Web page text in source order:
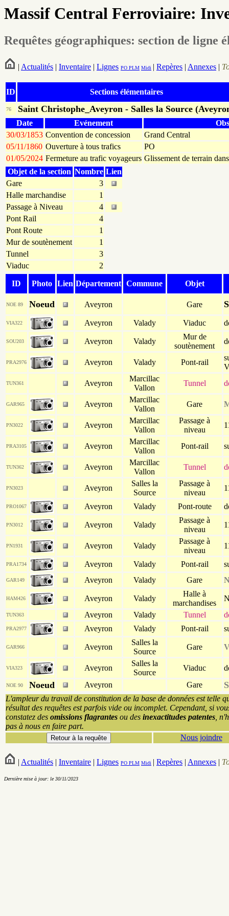
Massif Central Ferroviaire:
Requêtes géographiques: section de ligne
| Actualités | Inventaire | Lignes PO PLM Midi | Repères | Annexes |
ID Sections élémentaires
76 Saint Christophe_Aveyron - Salles la Source
Date Evénement
30/03/1853 Convention de concession
Grand Central
05/11/1860 Ouverture à tous trafics
PO
01/05/2024 Fermeture au trafic voyageurs Glissement de terrain
Objet de la section Nombre Lien
Gare
3
Halle marchandise
1
Passage à Niveau
4
Pont Rail
4
Pont Route
1
Mur de soutènement
1
Tunnel
3
Viaduc
2
ID Photo Lien Département Commune Objet
NOE 89 Noeud Aveyron Gare
VIA322 Aveyron Valady Viaduc
SOU203 Aveyron Valady
Mur de
soutènement
PRA2976 Aveyron Valady Pont-rail
TUN361 Aveyron
Marcillac
Vallon
Tunnel
GAR965 Aveyron
Marcillac
Vallon
Gare
PN3022 Aveyron
Marcillac
Vallon
Passage à
niveau
PRA3105 Aveyron
Marcillac
Vallon
Pont-rail
TUN362 Aveyron
Marcillac
Vallon
Tunnel
PN3023 Aveyron
Salles la
Source
Passage à
niveau
PRO1067 Aveyron Valady Pont-route
PN3012 Aveyron Valady
Passage à
niveau
PN1931 Aveyron Valady
Passage à
niveau
PRA1734 Aveyron Valady Pont-rail
GAR149 Aveyron Valady Gare
HAM426 Aveyron Valady
Halle à
marchandises
TUN363 Aveyron Valady Tunnel
PRA2977 Aveyron Valady Pont-rail
GAR966 Aveyron
Salles la
Source
Gare
VIA323 Aveyron
Salles la
Source
Viaduc
NOE 90 Noeud Aveyron Gare
L'ampleur du travail de constitution de la base de données est telle
résultat des requêtes est parfois vide ou incomplet. Cependant, si
constatez des omissions flagrantes ou des inexactitudes patentes ,
pas à nous en faire part.
Nous joindre
| Actualités | Inventaire | Lignes PO PLM Midi | Repères | Annexes |
Dernière mise à jour: le 30/11/2023